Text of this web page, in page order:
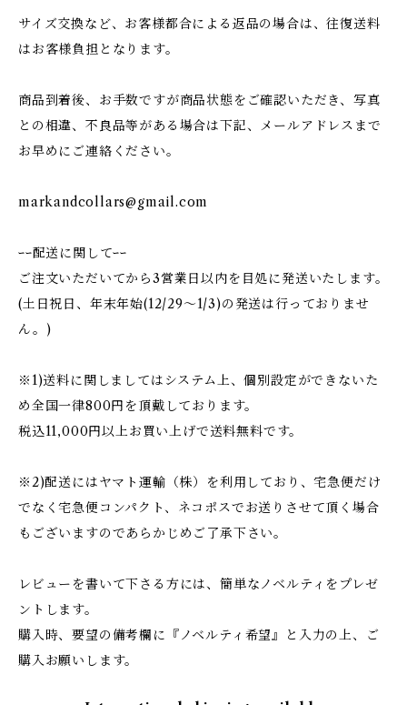
サイズ交換など、お客様都合による返品の場合は、往復送料
はお客様負担となります。
商品到着後、お手数ですが商品状態をご確認いただき、写真
との相違、不良品等がある場合は下記、メールアドレスまで
お早めにご連絡ください。
markandcollars@gmail.com
ｰｰ配送に関してｰｰ
ご注文いただいてから3営業日以内を目処に発送いたします。
(土日祝日、年末年始(12/29〜1/3)の発送は行っておりませ
ん。)
※1)送料に関しましてはシステム上、個別設定ができないた
め全国一律800円を頂戴しております。
税込11,000円以上お買い上げで送料無料です。
※2)配送にはヤマト運輸（株）を利用しており、宅急便だけ
でなく宅急便コンパクト、ネコポスでお送りさせて頂く場合
もございますのであらかじめご了承下さい。
レビューを書いて下さる方には、簡単なノベルティをプレゼ
ントします。
購入時、要望の備考欄に『ノベルティ希望』と入力の上、ご
購入お願いします。